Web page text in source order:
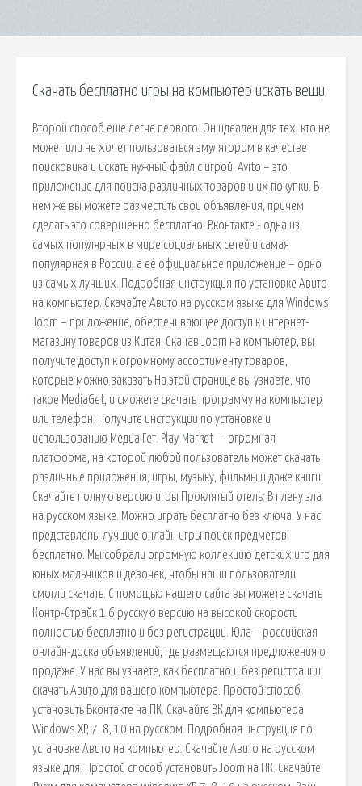
Скачать бесплатно игры на компьютер искать вещи
Второй способ еще легче первого. Он идеален для тех, кто не
может или не хочет пользоваться эмулятором в качестве
поисковика и искать нужный файл с игрой. Avito – это
приложение для поиска различных товаров и их покупки. В
нем же вы можете разместить свои объявления, причем
сделать это совершенно бесплатно. Вконтакте - одна из
самых популярных в мире социальных сетей и самая
популярная в России, а её официальное приложение – одно
из самых лучших. Подробная инструкция по установке Авито
на компьютер. Скачайте Авито на русском языке для Windows
Joom – приложение, обеспечивающее доступ к интернет-
магазину товаров из Китая. Скачав Joom на компьютер, вы
получите доступ к огромному ассортименту товаров,
которые можно заказать На этой странице вы узнаете, что
такое MediaGet, и сможете скачать программу на компьютер
или телефон. Получите инструкции по установке и
использованию Медиа Гет. Play Market — огромная
платформа, на которой любой пользователь может скачать
различные приложения, игры, музыку, фильмы и даже книги.
Скачайте полную версию игры Проклятый отель: В плену зла
на русском языке. Можно играть бесплатно без ключа. У нас
представлены лучшие онлайн игры поиск предметов
бесплатно. Мы собрали огромную коллекцию детских игр для
юных мальчиков и девочек, чтобы наши пользователи
смогли скачать. С помощью нашего сайта вы можете скачать
Контр-Страйк 1.6 русскую версию на высокой скорости
полностью бесплатно и без регистрации. Юла – российская
онлайн-доска объявлений, где размещаются предложения о
продаже. У нас вы узнаете, как бесплатно и без регистрации
скачать Авито для вашего компьютера. Простой способ
установить Вконтакте на ПК. Скачайте ВК для компьютера
Windows XP, 7, 8, 10 на русском. Подробная инструкция по
установке Авито на компьютер. Скачайте Авито на русском
языке для. Простой способ установить Joom на ПК. Скачайте